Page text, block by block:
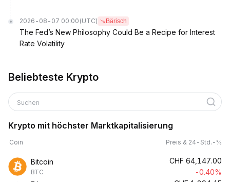
2026-08-07 00:00 (UTC) Bärisch
The Fed’s New Philosophy Could Be a Recipe for Interest
Rate Volatility
Beliebteste Krypto
Suchen
Krypto mit höchster Marktkapitalisierung
Coin Preis & 24-Std.-%
Bitcoin
BTC
CHF 64,147.00
-0.40%